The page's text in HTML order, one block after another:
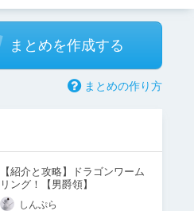
まとめを作成する
まとめの作り方
【紹介と攻略】ドラゴンワーム
リング！【男爵領】
しんぷら